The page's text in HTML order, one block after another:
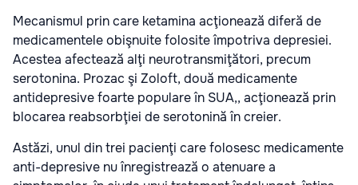
Mecanismul prin care ketamina acţionează diferă de
medicamentele obişnuite folosite împotriva depresiei.
Acestea afectează alţi neurotransmiţători, precum
serotonina. Prozac şi Zoloft, două medicamente
antidepresive foarte populare în SUA,, acţionează prin
blocarea reabsorbţiei de serotonină în creier.
Astăzi, unul din trei pacienţi care folosesc medicamente
anti-depresive nu înregistrează o atenuare a